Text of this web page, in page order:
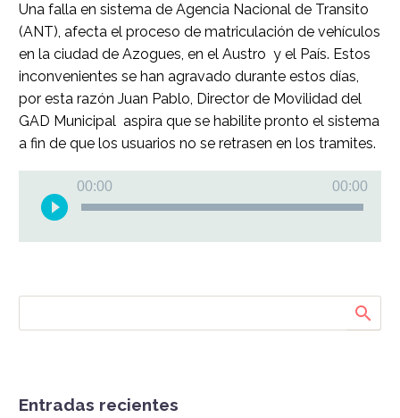
Una falla en sistema de Agencia Nacional de Transito
(ANT), afecta el proceso de matriculación de vehículos
en la ciudad de Azogues, en el Austro y el País. Estos
inconvenientes se han agravado durante estos días,
por esta razón Juan Pablo, Director de Movilidad del
GAD Municipal aspira que se habilite pronto el sistema
a fin de que los usuarios no se retrasen en los tramites.
Reproductor
audio
00:00 00:00
Entradas recientes